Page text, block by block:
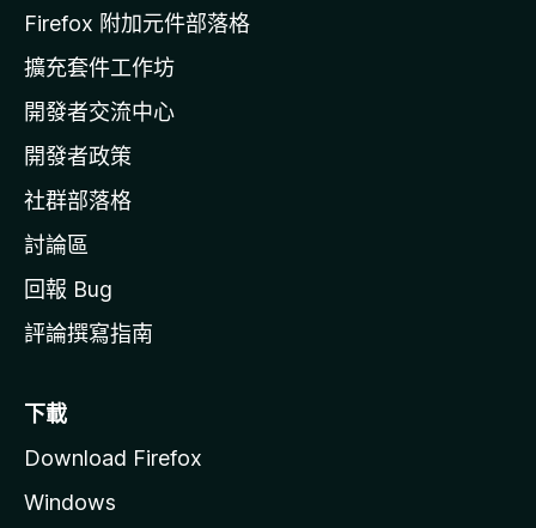
l
a
官
網
Firefox 附加元件部落格
擴充套件工作坊
開發者交流中心
開發者政策
社群部落格
討論區
回報 Bug
評論撰寫指南
下載
Download Firefox
Windows